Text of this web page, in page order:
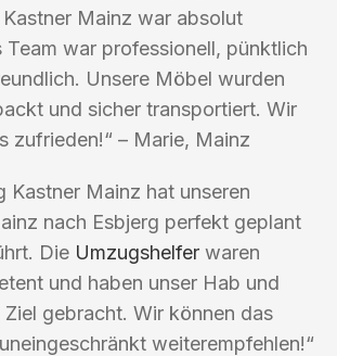
Mainz war absolut
Team war professionell, pünktlich
Unsere Möbel wurden
und sicher transportiert. Wir
zufrieden!“ – Marie, Mainz
Kastner Mainz hat unseren
nach Esbjerg perfekt geplant
Die Umzugshelfer waren
und haben unser Hab und
Ziel gebracht. Wir können das
weiterempfehlen!“